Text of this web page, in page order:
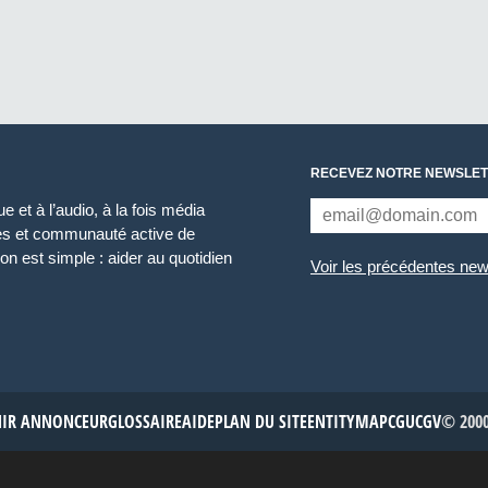
et à l’audio, à la fois média
et communauté active de
est simple : aider au quotidien
RECEVEZ NOTRE
Voir les précédentes
ANNONCEURGLOSSAIREAIDEPLAN DU SITEENTITYMAPCGUCGV©